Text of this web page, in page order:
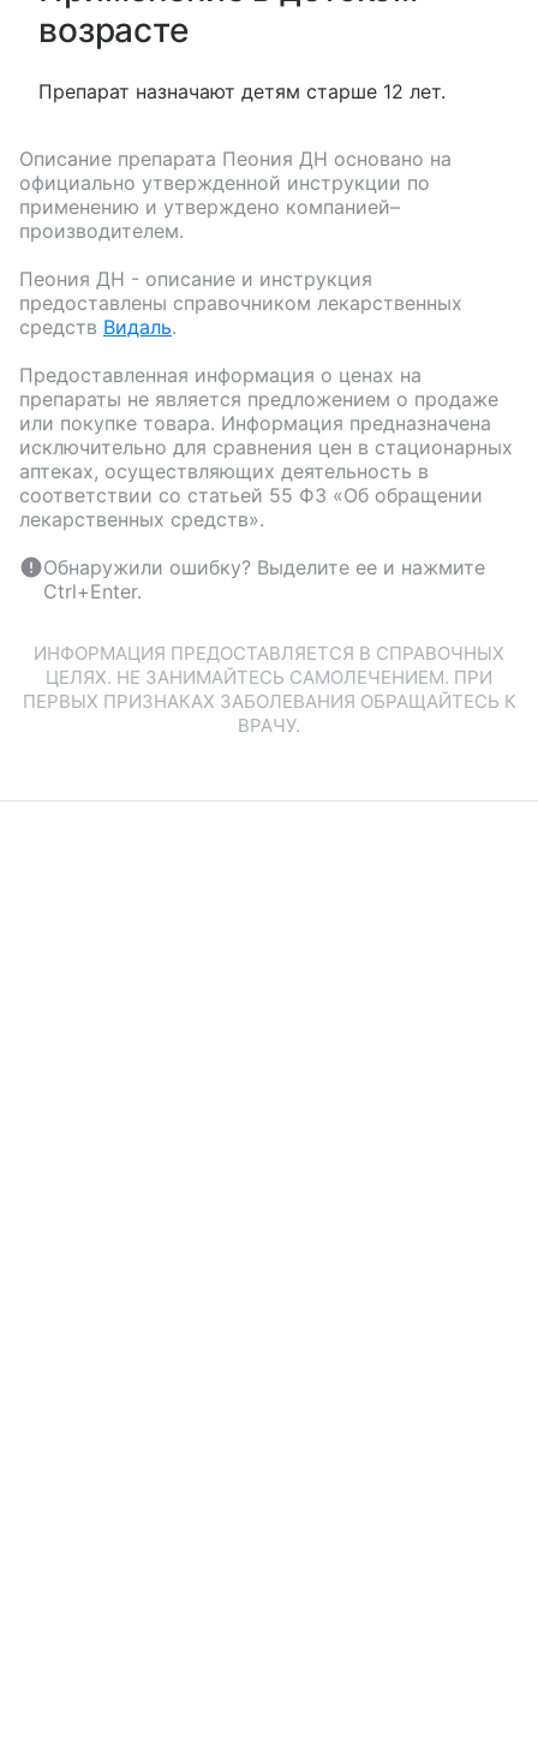
возрасте
Препарат назначают детям старше 12 лет.
Описание препарата Пеония ДН основано на
официально утвержденной инструкции по
применению и утверждено компанией–
производителем.
Пеония ДН - описание и инструкция
предоставлены справочником лекарственных
средств Видаль.
Предоставленная информация о ценах на
препараты не является предложением о продаже
или покупке товара. Информация предназначена
исключительно для сравнения цен в стационарных
аптеках, осуществляющих деятельность в
соответствии со статьей 55 ФЗ «Об обращении
лекарственных средств».
Обнаружили ошибку? Выделите ее и нажмите
Ctrl+Enter.
ИНФОРМАЦИЯ ПРЕДОСТАВЛЯЕТСЯ В СПРАВОЧНЫХ
ЦЕЛЯХ. НЕ ЗАНИМАЙТЕСЬ САМОЛЕЧЕНИЕМ. ПРИ
ПЕРВЫХ ПРИЗНАКАХ ЗАБОЛЕВАНИЯ ОБРАЩАЙТЕСЬ К
ВРАЧУ.